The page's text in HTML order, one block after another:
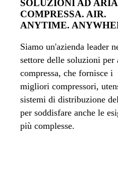
SOLUZIONI AD ARIA
COMPRESSA. AIR.
ANYTIME.
Siamo un'azienda leader
settore delle soluzioni per
compressa, che fornisce i
migliori compressori,
sistemi di distribuzione
per soddisfare anche le
più complesse.